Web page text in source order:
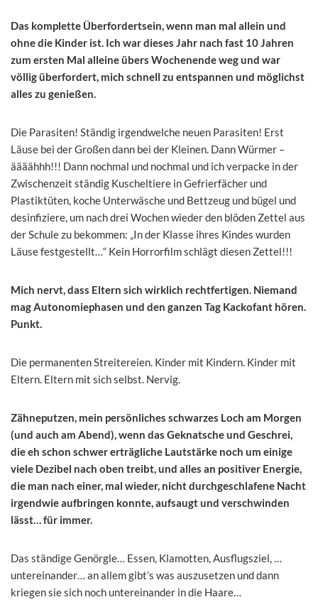
Das komplette Überfordertsein, wenn man mal allein und
ohne die Kinder ist. Ich war dieses Jahr nach fast 10 Jahren
zum ersten Mal alleine übers Wochenende weg und war
völlig überfordert, mich schnell zu entspannen und möglichst
alles zu genießen.
Die Parasiten! Ständig irgendwelche neuen Parasiten! Erst
Läuse bei der Großen dann bei der Kleinen. Dann Würmer –
äääähhh!!! Dann nochmal und nochmal und ich verpacke in der
Zwischenzeit ständig Kuscheltiere in Gefrierfächer und
Plastiktüten, koche Unterwäsche und Bettzeug und bügel und
desinfiziere, um nach drei Wochen wieder den blöden Zettel aus
der Schule zu bekommen: „In der Klasse ihres Kindes wurden
Läuse festgestellt…“ Kein Horrorfilm schlägt diesen Zettel!!!
Mich nervt, dass Eltern sich wirklich rechtfertigen. Niemand
mag Autonomiephasen und den ganzen Tag Kackofant hören.
Punkt.
Die permanenten Streitereien. Kinder mit Kindern. Kinder mit
Eltern. Eltern mit sich selbst. Nervig.
Zähneputzen, mein persönliches schwarzes Loch am Morgen
(und auch am Abend), wenn das Geknatsche und Geschrei,
die eh schon schwer erträgliche Lautstärke noch um einige
viele Dezibel nach oben treibt, und alles an positiver Energie,
die man nach einer, mal wieder, nicht durchgeschlafene Nacht
irgendwie aufbringen konnte, aufsaugt und verschwinden
lässt… für immer.
Das ständige Genörgle… Essen, Klamotten, Ausflugsziel, …
untereinander… an allem gibt’s was auszusetzen und dann
kriegen sie sich noch untereinander in die Haare…